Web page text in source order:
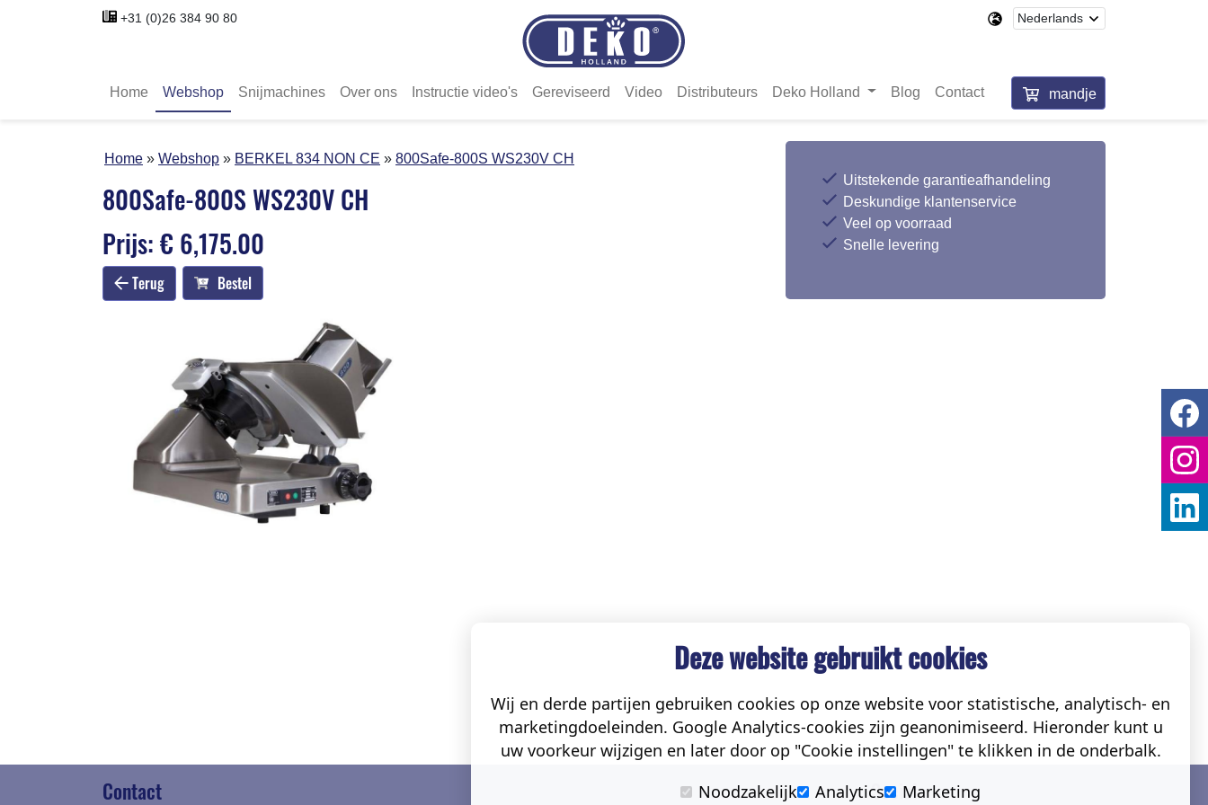
+31 (0)26 384 90 80
Home Webshop Snijmachines Over ons Instructie video's Gereviseerd Video Distributeurs Deko Holland Blog Contact mandje
Home Webshop BERKEL 834 NON CE 800Safe-800S WS230V CH
800Safe-800S WS230V CH
Prijs: € 6,175.00
Terug Bestel
Uitstekende garantieafhandeling
Deskundige klantenservice
Veel op voorraad
Snelle levering
Contact Social
Deze website gebruikt cookies
Wij en derde partijen gebruiken cookies op onze website voor statistische, analytisch- en
marketingdoeleinden. Google Analytics-cookies zijn geanonimiseerd. Hieronder kunt u
uw voorkeur wijzigen en later door op "Cookie instellingen" te klikken in de onderbalk.
Noodzakelijk
Analytics Marketing